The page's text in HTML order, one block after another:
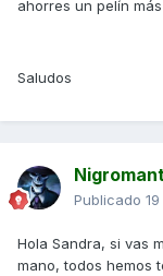
ahorres un pelín
Saludos
Publicado
Hola Sandra, si vas
mano, todos hemos